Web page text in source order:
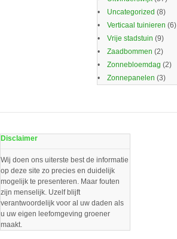
Uncategorized (8)
Verticaal tuinieren (6)
Vrije stadstuin (9)
Zaadbommen (2)
Zonnebloemdag (2)
Zonnepanelen (3)
Disclaimer
Wij doen ons uiterste best de informatie
op deze site zo precies en duidelijk
mogelijk te presenteren. Maar fouten
zijn menselijk. Uzelf blijft
verantwoordelijk voor al uw daden als
u uw eigen leefomgeving groener
maakt.